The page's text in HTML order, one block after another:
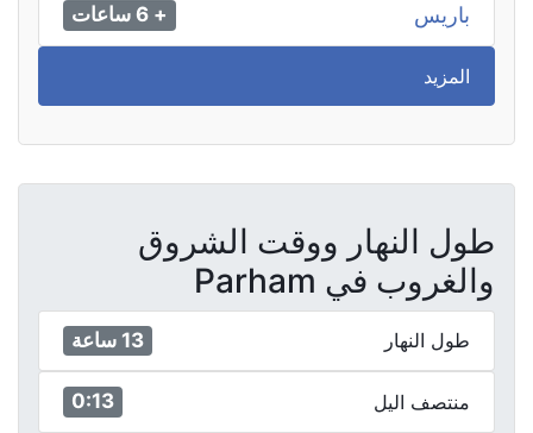
باريس + 6 ساعات
المزيد
طول النهار ووقت الشروق
والغروب في Parham
طول النهار 13 ساعة
منتصف اليل 0:13